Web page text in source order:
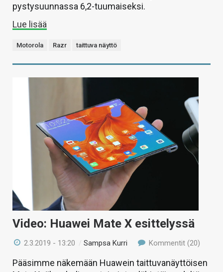
pystysuunnassa 6,2-tuumaiseksi.
Lue lisää
Motorola Razr taittuva näyttö
Video: Huawei Mate X esittelyssä
2.3.2019 - 13:20 /Sampsa Kurri Kommentit (20)
Pääsimme näkemään Huawein taittuvanäyttöisen